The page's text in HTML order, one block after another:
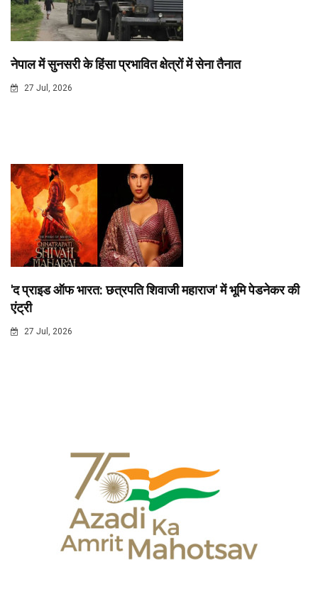
नेपाल में सुनसरी के हिंसा प्रभावित क्षेत्रों में सेना तैनात
27 Jul, 2026
'द प्राइड ऑफ भारत: छत्रपति शिवाजी महाराज' में भूमि पेडनेकर की
एंट्री
27 Jul, 2026